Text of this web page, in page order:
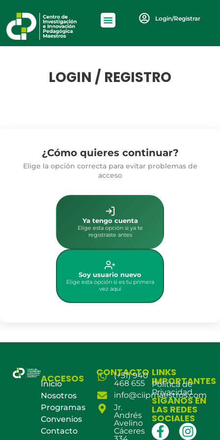
Login/Registrar
LOGIN / REGISTRO
¿Cómo quieres continuar?
Elige la opción correcta para evitar problemas de
acceso
Ya tengo cuenta
Elige esta opción si ya te
registraste antes
Soy usuario nuevo
Elige esta opción si es tu primera
vez aquí
ACCESOS
Inicio
Nosotros
Programas
Convenios
Contacto
CONTACTO
(+51) 940
468 655
info@ciipmaestros.com
Jr.
Andrés
Avelino
Cáceres
LINKS
IMPORTANTES
Política de
Privacidad
SÍGANOS EN
LAS REDES
SOCIALES